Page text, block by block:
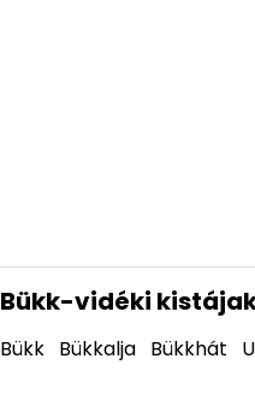
Bükk-vidéki
Bükk Bükkalja Bükkhát